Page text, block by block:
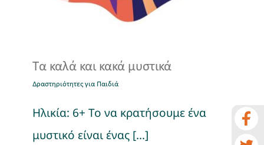
Τα καλά και κακά μυστικά
Δραστηριότητες για Παιδιά
Ηλικία: 6+ Το να κρατήσουμε ένα
μυστικό είναι ένας [...]